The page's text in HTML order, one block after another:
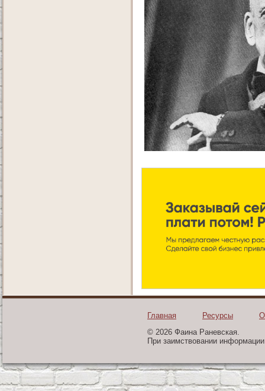
Главная Ресурсы
© 2026 Фаина Раневская.
При заимствовании